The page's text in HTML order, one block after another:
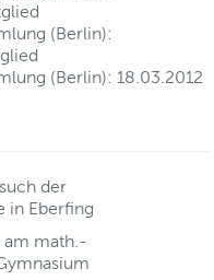
(Berlin):
(Berlin): 18.03.2012
der
in Eberfing
am math.-